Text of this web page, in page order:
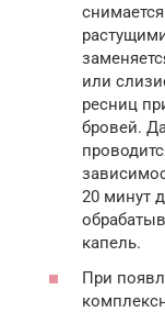
или
ресниц
бровей.
20 минут
капель.
При